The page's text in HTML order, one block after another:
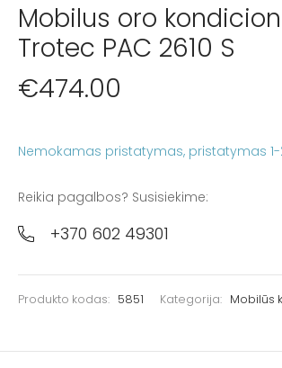
Mobilus oro
Trotec PAC 2610 S
€474.00
Nemokamas pristatymas
Reikia pagalbos? Susisiekime:
+370 602 49301
Produkto kodas: 5851 Kategorija: Mobilūs